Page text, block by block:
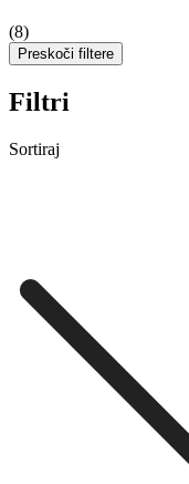
(8)
Preskoči filtere
Filtri
Sortiraj